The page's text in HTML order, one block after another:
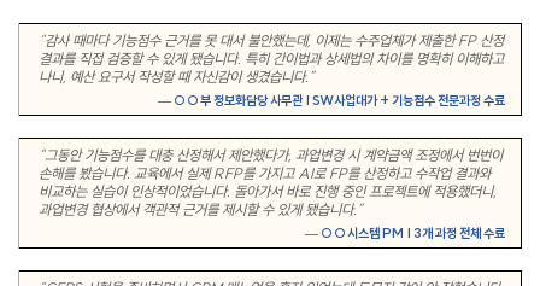
“감사 때마다 기능점수 근거를 못 대서 불안했는데, 이제는 수주업체가 제출한FP산정
결과를 직접 검증할 수 있게 됐습니다. 특히 간이법과 상세법의 차이를 명확히 이해하고
나니, 예산 요구서 작성할 때 자신감이 생겼습니다.”
— ○○부 정보화담당 사무관 | SW사업대가+ 기능점수 전문과정 수료
“그동안 기능점수를 대충 산정해서 제안했다가, 과업변경 시 계약금액 조정에서 번번이
손해를 봤습니다. 교육에서 실제RFP를 가지고 AI로 FP를 산정하고 수작업 결과와
비교하는 실습이 인상적이었습니다. 돌아가서 바로 진행 중인 프로젝트에 적용했더니,
과업변경 협상에서 객관적 근거를 제시할 수 있게 됐습니다.”
— ○○시스템PM | 3개 과정 전체 수료